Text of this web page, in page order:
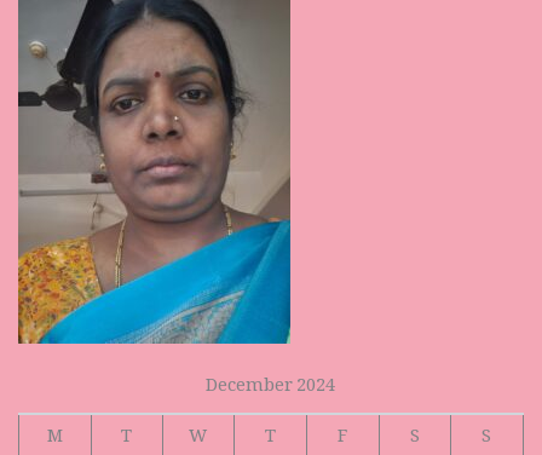
December 2024
M
T W T F S
S